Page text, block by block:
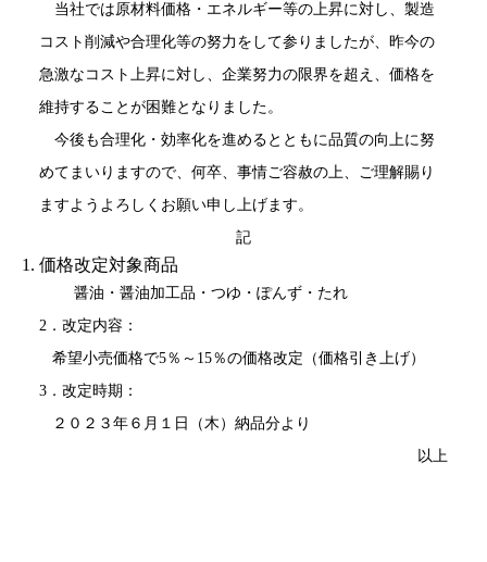
当社では原材料価格・エネルギー等の上昇に対し、製造
コスト削減や合理化等の努力をして参りましたが、昨今の
急激なコスト上昇に対し、企業努力の限界を超え、価格を
維持することが困難となりました。
今後も合理化・効率化を進めるとともに品質の向上に努
めてまいりますので、何卒、事情ご容赦の上、ご理解賜り
ますようよろしくお願い申し上げます。
記
価格改定対象商品
醤油・醤油加工品・つゆ・ぽんず・たれ
2．改定内容：
希望小売価格で5％～15％の価格改定（価格引き上げ）
3．改定時期：
２０２３年６月１日（木）納品分より
以上